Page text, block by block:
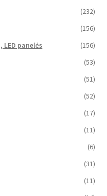
(232)
(156)
panelės
(156)
(53)
(51)
(52)
(17)
(11)
(6)
(31)
(11)